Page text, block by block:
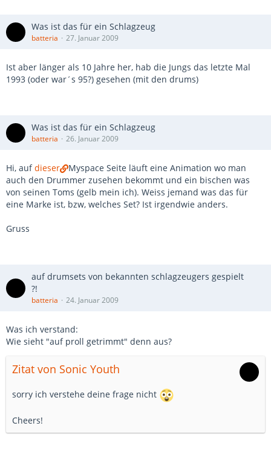
Was ist das für ein Schlagzeug
batteria 27. Januar 2009
Ist aber länger als 10 Jahre her, hab die Jungs das letzte Mal
1993 (oder war´s 95?) gesehen (mit den drums)
Was ist das für ein Schlagzeug
batteria 26. Januar 2009
Hi, aufdieser
Myspace Seite läuft eine Animation wo man
auch den Drummer zusehen bekommt und ein bischen was
von seinen Toms (gelb mein ich). Weiss jemand was das für
eine Marke ist, bzw, welches Set? Ist irgendwie anders.
Gruss
auf drumsets von bekannten schlagzeugers gespielt
?!
batteria 24. Januar 2009
Was ich verstand:
Wie sieht "auf proll getrimmt" denn aus?
Zitat von Sonic Youth
sorry ich verstehe deine frage nicht
Cheers!